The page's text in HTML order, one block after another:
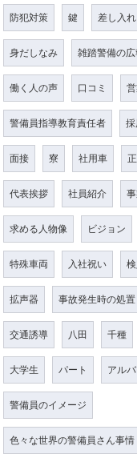
防犯対策 鍵 差し入れ
身だしなみ 雑踏警備の広
働く人の声 口コミ
警備員指導教育責任者 採
面接 寮 社用車
代表挨拶 社員紹介
求める人物像 ビジョン
特殊車両 入社祝い
拡声器 事故発生時の処置
交通誘導 八田 千種
大学生 パート アル
警備員のイメージ
色々な世界の警備員さん事情